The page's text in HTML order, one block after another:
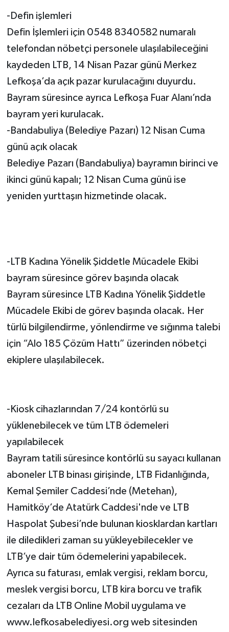
-Defin işlemleri
Defin İşlemleri için 0548 8340582 numaralı
telefondan nöbetçi personele ulaşılabileceğini
kaydeden LTB, 14 Nisan Pazar günü Merkez
Lefkoşa’da açık pazar kurulacağını duyurdu.
Bayram süresince ayrıca Lefkoşa Fuar Alanı’nda
bayram yeri kurulacak.
-Bandabuliya (Belediye Pazarı) 12 Nisan Cuma
günü açık olacak
Belediye Pazarı (Bandabuliya) bayramın birinci ve
ikinci günü kapalı; 12 Nisan Cuma günü ise
yeniden yurttaşın hizmetinde olacak.
-LTB Kadına Yönelik Şiddetle Mücadele Ekibi
bayram süresince görev başında olacak
Bayram süresince LTB Kadına Yönelik Şiddetle
Mücadele Ekibi de görev başında olacak. Her
türlü bilgilendirme, yönlendirme ve sığınma talebi
için “Alo 185 Çözüm Hattı” üzerinden nöbetçi
ekiplere ulaşılabilecek.
-Kiosk cihazlarından 7/24 kontörlü su
yüklenebilecek ve tüm LTB ödemeleri
yapılabilecek
Bayram tatili süresince kontörlü su sayacı kullanan
aboneler LTB binası girişinde, LTB Fidanlığında,
Kemal Şemiler Caddesi’nde (Metehan),
Hamitköy’de Atatürk Caddesi'nde ve LTB
Haspolat Şubesi’nde bulunan kiosklardan kartları
ile diledikleri zaman su yükleyebilecekler ve
LTB’ye dair tüm ödemelerini yapabilecek.
Ayrıca su faturası, emlak vergisi, reklam borcu,
meslek vergisi borcu, LTB kira borcu ve trafik
cezaları da LTB Online Mobil uygulama ve
www.lefkosabelediyesi.org web sitesinden